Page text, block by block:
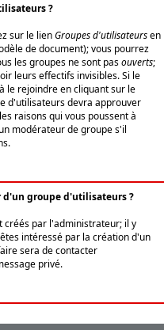
?
sur le lienGroupes d'utilisateursen
de document); vous pourrez
les groupes ne sont pasouverts;
leurs effectifs invisibles. Si le
le rejoindre en cliquant sur le
d'utilisateurs devra approuver
raisons qui vous poussent à
modérateur de groupe s'il
groupe d'utilisateurs ?
créés par l'administrateur; il y
intéressé par la création d'un
sera de contacter
privé.